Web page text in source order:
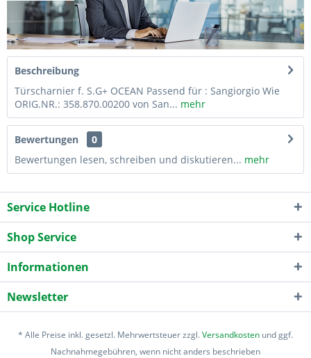
Beschreibung
Türscharnier f. S.G+ OCEAN Passend für : Sangiorgio Wie
ORIG.NR.: 358.870.00200 von San... mehr
Bewertungen
0
Bewertungen lesen, schreiben und diskutieren... mehr
Service Hotline
Shop Service
Informationen
Newsletter
* Alle Preise inkl. gesetzl. Mehrwertsteuer zzgl.Versandkosten und ggf.
Nachnahmegebühren, wenn nicht anders beschrieben